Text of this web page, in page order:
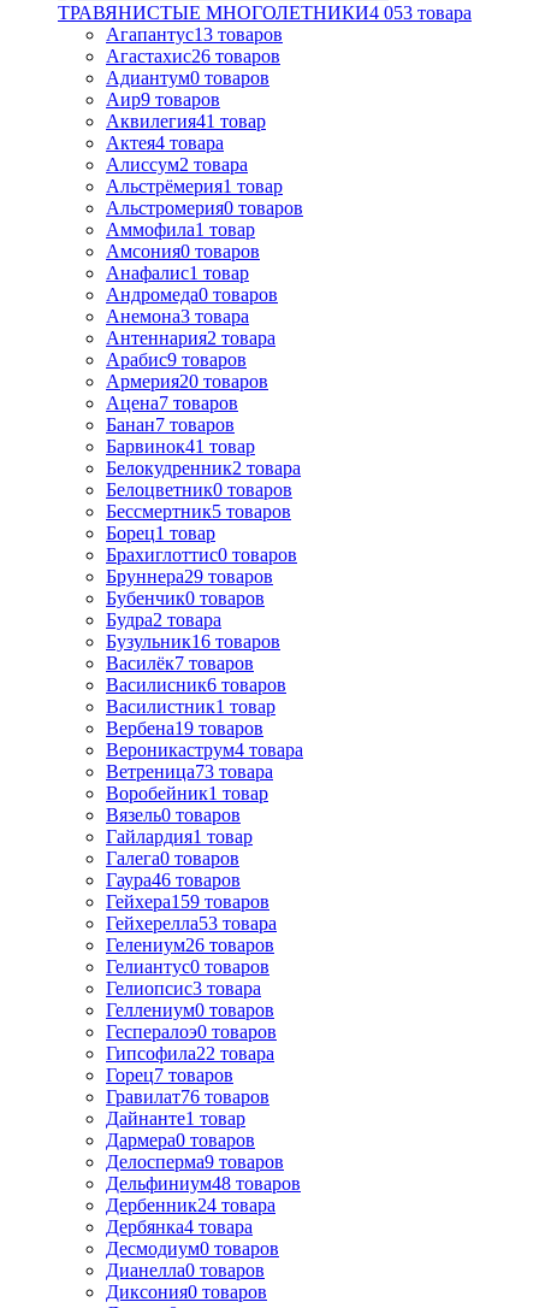
ТРАВЯНИСТЫЕ МНОГОЛЕТНИКИ4 053 товара
Агапантус13 товаров
Агастахис26 товаров
Адиантум0 товаров
Аир9 товаров
Аквилегия41 товар
Актея4 товара
Алиссум2 товара
Альстрёмерия1 товар
Альстромерия0 товаров
Аммофила1 товар
Амсония0 товаров
Анафалис1 товар
Андромеда0 товаров
Анемона3 товара
Антеннария2 товара
Арабис9 товаров
Армерия20 товаров
Ацена7 товаров
Банан7 товаров
Барвинок41 товар
Белокудренник2 товара
Белоцветник0 товаров
Бессмертник5 товаров
Борец1 товар
Брахиглоттис0 товаров
Бруннера29 товаров
Бубенчик0 товаров
Будра2 товара
Бузульник16 товаров
Василёк7 товаров
Василисник6 товаров
Василистник1 товар
Вербена19 товаров
Вероникаструм4 товара
Ветреница73 товара
Воробейник1 товар
Вязель0 товаров
Гайлардия1 товар
Галега0 товаров
Гаура46 товаров
Гейхера159 товаров
Гейхерелла53 товара
Гелениум26 товаров
Гелиантус0 товаров
Гелиопсис3 товара
Геллениум0 товаров
Геспералоэ0 товаров
Гипсофила22 товара
Горец7 товаров
Гравилат76 товаров
Дайнанте1 товар
Дармера0 товаров
Делосперма9 товаров
Дельфиниум48 товаров
Дербенник24 товара
Дербянка4 товара
Десмодиум0 товаров
Дианелла0 товаров
Диксония0 товаров